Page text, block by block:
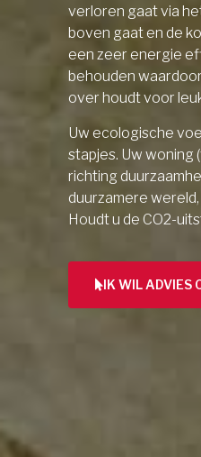
verloren gaat via
boven gaat en de
een zeer energie
behouden
over houdt voor
Uw ecologische
stapjes. Uw woning
richting
duurzamere
Houdt u de CO2-
IK WIL ADVIES